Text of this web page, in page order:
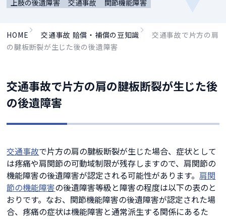
上肢の後遺障害 交通事故 関節機能障害
HOME 交通事故 賠償・補償の豆知識
交通事故で片方の肩
の腱板断裂が生じた後の後遺障害
交通事故で片方の肩の腱板断裂が生じた後
の後遺障害
交通事故で片方の肩の腱板断裂が生じた場合、症状として
は疼痛や肩関節の可動域制限が残存しますので、肩関節の
機能障害の後遺障害が認定される可能性があります。肩関
節の機能障害の後遺障害等級と障害の程度は以下の表のと
おりです。なお、関節機能障害の後遺障害が認定された場
合、疼痛の症状は機能障害と通常派生する関係にあるた